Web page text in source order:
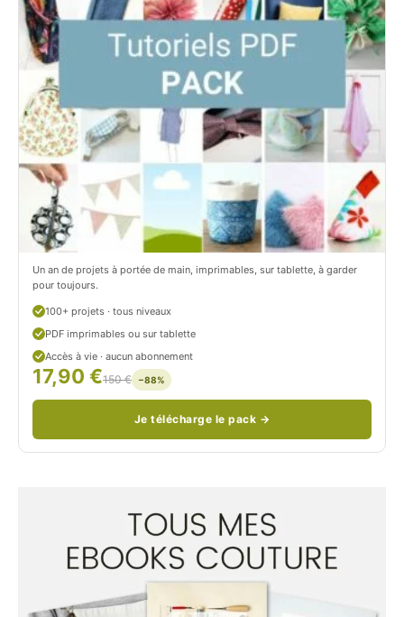
t
C
t
r
o
n
/
i
i
t
r
o
n
u
d
/
Un an de projets à portée de main, imprimables, sur tablette, à garder
pour toujours.
100+ projets · tous niveaux
PDF imprimables ou sur tablette
Accès à vie · aucun abonnement
17,90 €150 € −88%
Je télécharge le pack →